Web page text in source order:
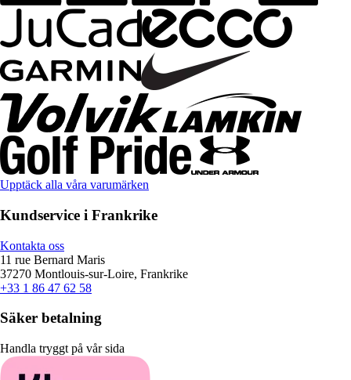
Upptäck alla våra varumärken
Kundservice i Frankrike
Kontakta oss
11 rue Bernard Maris
37270 Montlouis-sur-Loire, Frankrike
+33 1 86 47 62 58
Säker betalning
Handla tryggt på vår sida